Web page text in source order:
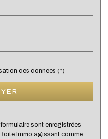
des données (*)
sont enregistrées
Immo agissant comme